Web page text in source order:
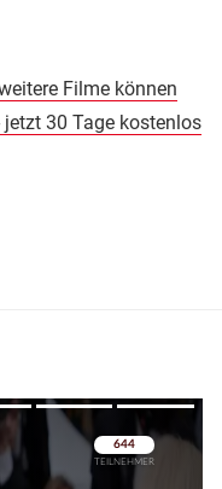
Filme können
30 Tage kostenlos
Überspringen